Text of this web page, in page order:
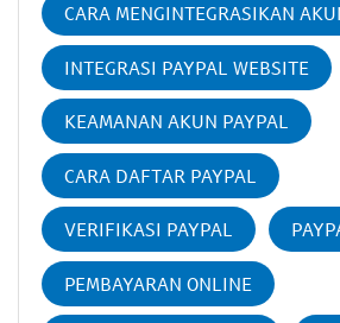
CARA MENGINTEGRASIKAN
INTEGRASI PAYPAL WEBSITE
KEAMANAN AKUN PAYPAL
CARA DAFTAR PAYPAL
VERIFIKASI PAYPAL
PEMBAYARAN ONLINE